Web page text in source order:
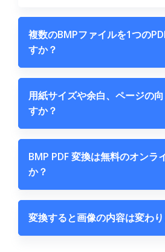
複数のBMPファイルを1つの
すか？
用紙サイズや余白、ページの
すか？
BMP PDF 変換は無料のオンラ
か？
変換すると画像の内容は変わ